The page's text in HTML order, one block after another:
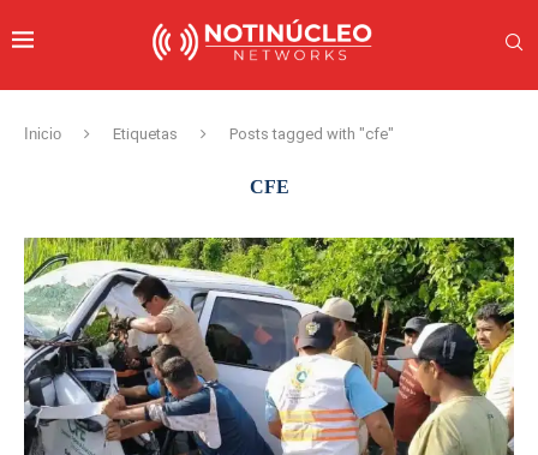
Inicio Etiquetas Posts tagged with "cfe"
CFE